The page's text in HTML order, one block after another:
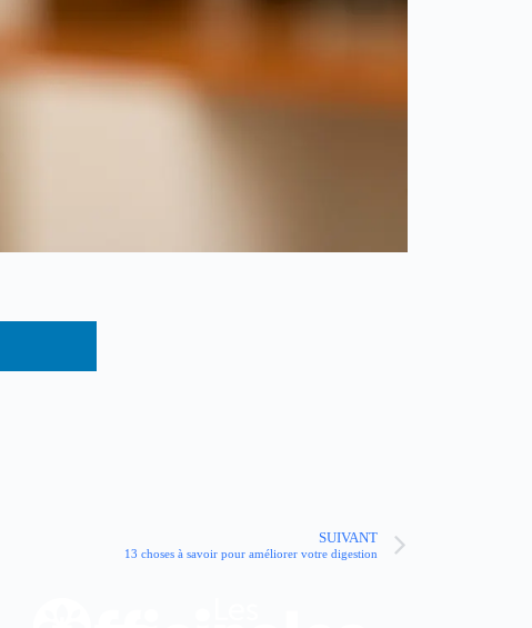
SUIVANT
13 choses à savoir pour améliorer votre digestion